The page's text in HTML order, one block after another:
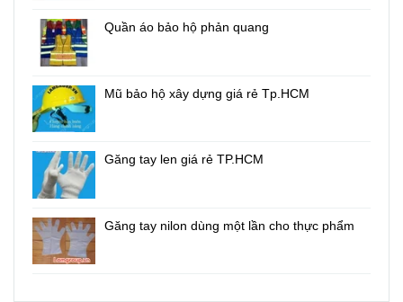
Quần áo bảo hộ phản quang
Mũ bảo hộ xây dựng giá rẻ Tp.HCM
Găng tay len giá rẻ TP.HCM
Găng tay nilon dùng một lần cho thực phẩm